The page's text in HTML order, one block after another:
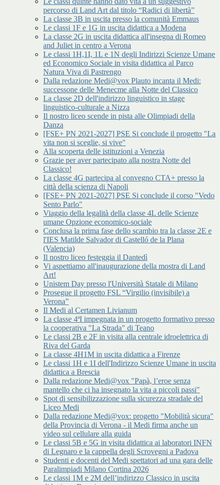
percorso di Land Art dal titolo “Radici di libertà”
La classe 3B in uscita presso la comunità Emmaus
Le classi 1F e 1G in uscita didattica a Modena
La classe 2G in uscita didattica all'insegna di Romeo
and Juliet in centro a Verona
Le classi 1H,1I, 1L e 1N degli Indirizzi Scienze Umane
ed Economico Sociale in visita didattica al Parco
Natura Viva di Pastrengo
Dalla redazione Medi@vox Plauto incanta il Medi:
successone delle Menecme alla Notte del Classico
La classe 2D dell'indirizzo linguistico in stage
linguistico-culturale a Nizza
Il nostro liceo scende in pista alle Olimpiadi della
Danza
[FSE+ PN 2021-2027] PSE Si conclude il progetto "La
vita non si sceglie, si vive"
Alla scoperta delle istituzioni a Venezia
Grazie per aver partecipato alla nostra Notte del
Classico!
La classe 4G partecipa al convegno CTA+ presso la
città della scienza di Napoli
[FSE+ PN 2021-2027] PSE Si conclude il corso "Vedo
Sento Parlo"
Viaggio della legalità della classe 4L delle Scienze
umane Opzione economico-sociale
Conclusa la prima fase dello scambio tra la classe 2E e
l'IES Matilde Salvador di Castelló de la Plana
(Valencia)
Il nostro liceo festeggia il Dantedì
Vi aspettiamo all'inaugurazione della mostra di Land
Art!
Unistem Day presso l'Università Statale di Milano
Prosegue il progetto FSL “Virgilio (invisibile) a
Verona”
Il Medi al Certamen Livianum
La classe 4ªI impegnata in un progetto formativo presso
la cooperativa "La Strada" di Teano
Le classi 2B e 2F in visita alla centrale idroelettrica di
Riva del Garda
La classe 4H1M in uscita didattica a Firenze
Le classi 1H e 1I dell'Indirizzo Scienze Umane in uscita
didattica a Brescia
Dalla redazione Medi@vox "Papà, l’eroe senza
mantello che ci ha insegnato la vita a piccoli passi"
Spot di sensibilizzazione sulla sicurezza stradale del
Liceo Medi
Dalla redazione Medi@vox: progetto "Mobilità sicura"
della Provincia di Verona - il Medi firma anche un
video sul cellulare alla guida
Le classi 5B e 5G in visita didattica ai laboratori INFN
di Legnaro e la cappella degli Scrovegni a Padova
Studenti e docenti del Medi spettatori ad una gara delle
Paralimpiadi Milano Cortina 2026
Le classi 1M e 2M dell’indirizzo Classico in uscita